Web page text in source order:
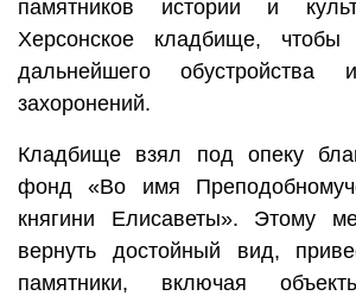
памятников истории и
Херсонское кладбище, чтобы
дальнейшего обустройства
захоронений.
Кладбище взял под опеку
фонд «Во имя
княгини Елисаветы». Этому
вернуть достойный вид,
памятники, включая